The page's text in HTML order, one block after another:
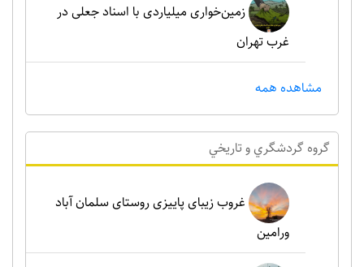
زمین‌خواری میلیاردی با اسناد جعلی در
غرب تهران
مشاهده همه
گروه گردشگري و تاريخي
غروب زیبای پاییزی روستای سلمان آباد
ورامین